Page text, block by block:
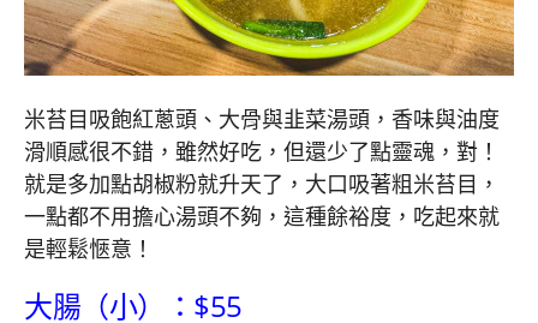
米苔目吸飽紅蔥頭、大骨與韭菜湯頭，香味與油度
滑順感很不錯，雖然好吃，但還少了點靈魂，對！
就是多加點胡椒粉就升天了，大口吸著粗米苔目，
一點都不用擔心湯頭不夠，這種餘裕度，吃起來就
是輕鬆愜意！
大腸（小）：$55